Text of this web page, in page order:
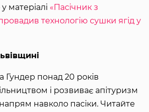
матеріалі «Пасічник з
технологію сушки ягід у
Гундер понад 20 років
і розвиває апітуризм
навколо пасіки. Читайте